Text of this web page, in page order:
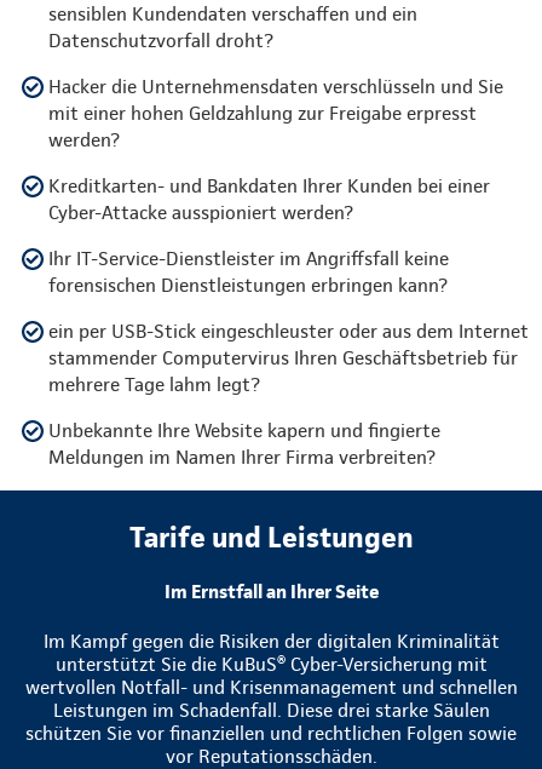
sensiblen Kundendaten verschaffen und ein
Datenschutzvorfall droht?
Hacker die Unternehmensdaten verschlüsseln und Sie
mit einer hohen Geldzahlung zur Freigabe erpresst
werden?
Kreditkarten- und Bankdaten Ihrer Kunden bei einer
Cyber-Attacke ausspioniert werden?
Ihr IT-Service-Dienstleister im Angriffsfall keine
forensischen Dienstleistungen erbringen kann?
ein per USB-Stick eingeschleuster oder aus dem Internet
stammender Computervirus Ihren Geschäftsbetrieb für
mehrere Tage lahm legt?
Unbekannte Ihre Website kapern und fingierte
Meldungen im Namen Ihrer Firma verbreiten?
Tarife und Leistungen
Im Ernstfall an Ihrer Seite
Im Kampf gegen die Risiken der digitalen Kriminalität
unterstützt Sie die KuBuS® Cyber-Versicherung mit
wertvollen Notfall- und Krisenmanagement und schnellen
Leistungen im Schadenfall. Diese drei starke Säulen
schützen Sie vor finanziellen und rechtlichen Folgen sowie
vor Reputationsschäden.